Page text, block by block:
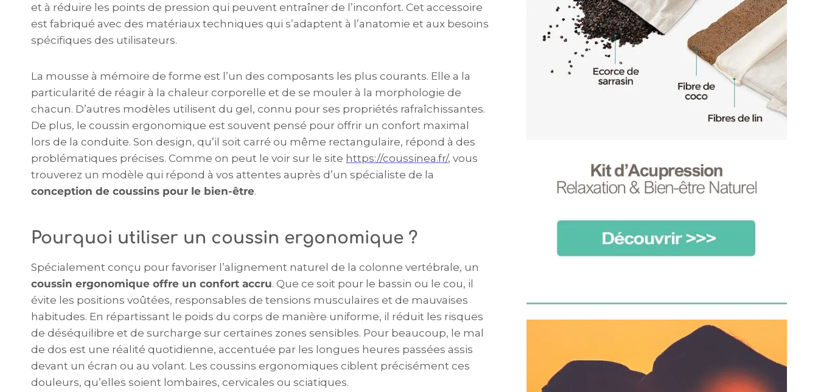
et à réduire les points de pression qui peuvent entraîner de l’inconfort. Cet accessoire
est fabriqué avec des matériaux techniques qui s’adaptent à l’anatomie et aux besoins
spécifiques des utilisateurs.
La mousse à mémoire de forme est l’un des composants les plus courants. Elle a la
particularité de réagir à la chaleur corporelle et de se mouler à la morphologie de
chacun. D’autres modèles utilisent du gel, connu pour ses propriétés rafraîchissantes.
De plus, le coussin ergonomique est souvent pensé pour offrir un confort maximal
lors de la conduite. Son design, qu’il soit carré ou même rectangulaire, répond à des
problématiques précises. Comme on peut le voir sur le site https://coussinea.fr/, vous
trouverez un modèle qui répond à vos attentes auprès d’un spécialiste de la
conception de coussins pour le bien-être.
Pourquoi utiliser un coussin ergonomique ?
Spécialement conçu pour favoriser l’alignement naturel de la colonne vertébrale, un
coussin ergonomique offre un confort accru. Que ce soit pour le bassin ou le cou, il
évite les positions voûtées, responsables de tensions musculaires et de mauvaises
habitudes. En répartissant le poids du corps de manière uniforme, il réduit les risques
de déséquilibre et de surcharge sur certaines zones sensibles. Pour beaucoup, le mal
de dos est une réalité quotidienne, accentuée par les longues heures passées assis
devant un écran ou au volant. Les coussins ergonomiques ciblent précisément ces
douleurs, qu’elles soient lombaires, cervicales ou sciatiques.